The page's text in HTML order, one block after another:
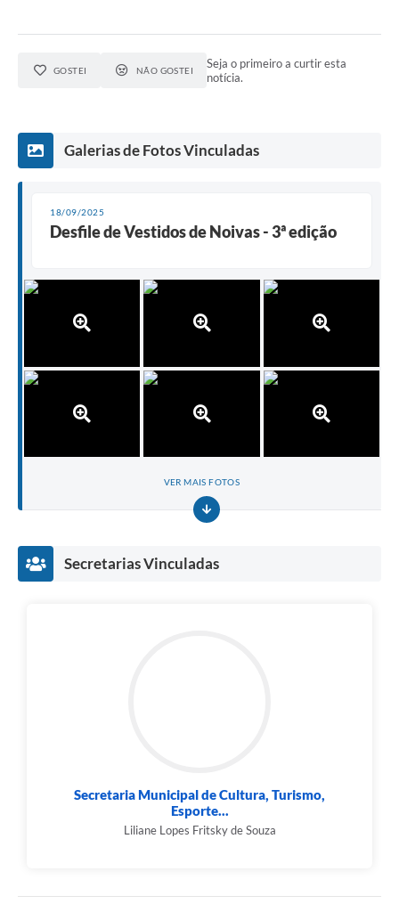
GOSTEI NÃO GOSTEI
Seja o primeiro a curtir esta
notícia.
Galerias de Fotos Vinculadas
18/09/2025
Desfile de Vestidos de Noivas - 3ª edição
VER MAIS FOTOS
Secretarias Vinculadas
Secretaria Municipal de Cultura, Turismo,
Esporte...
Liliane Lopes Fritsky de Souza